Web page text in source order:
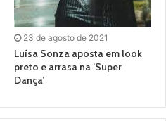
23 de agosto de 2021
Luísa Sonza aposta em look
preto e arrasa na ‘Super
Dança’